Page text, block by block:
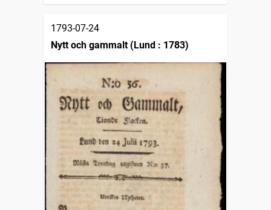
1793-07-24
Nytt och gammalt (Lund : 1783)